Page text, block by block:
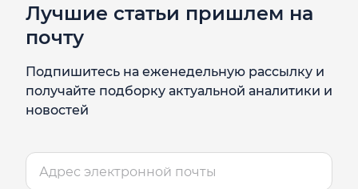
Лучшие статьи пришлем на
почту
Подпишитесь на еженедельную рассылку и
получайте подборку актуальной аналитики и
новостей